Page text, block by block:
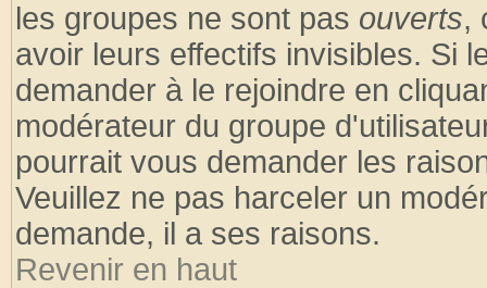
les groupes ne sont pas ouverts,
avoir leurs effectifs invisibles. Si
demander à le rejoindre en
modérateur du groupe
pourrait vous demander les
Veuillez ne pas harceler un
demande, il a ses raisons.
Revenir en haut